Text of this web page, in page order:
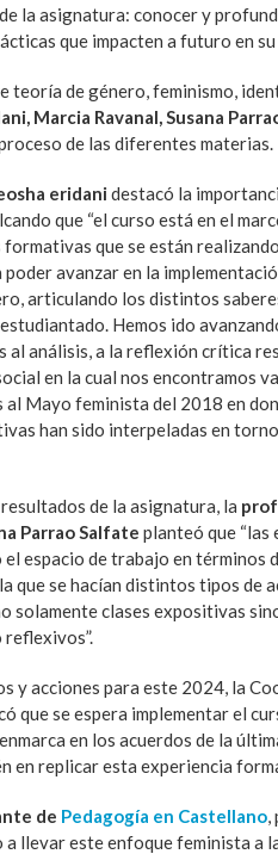
la asignatura: conocer y
que impacten a futuro en
teoría de género, feminismo,
Marcia Ravanal, Susana
de las diferentes materias.
eridani destacó la
que “el curso está en el
que se están
avanzar en la
articulando los distintos
Hemos ido
al análisis, a la reflexión crítica
en la cual nos encontramos
Mayo feminista del 2018 en
han sido interpeladas en
de la asignatura, la
Parrao Salfate planteó que “las
espacio de trabajo en términos
que se hacían distintos tipos de
solamente clases expositivas
y acciones para este 2024, la
que se espera implementar el
en los acuerdos de la
en replicar esta experiencia
de Pedagogía en Castellano,
a llevar este enfoque feminista a